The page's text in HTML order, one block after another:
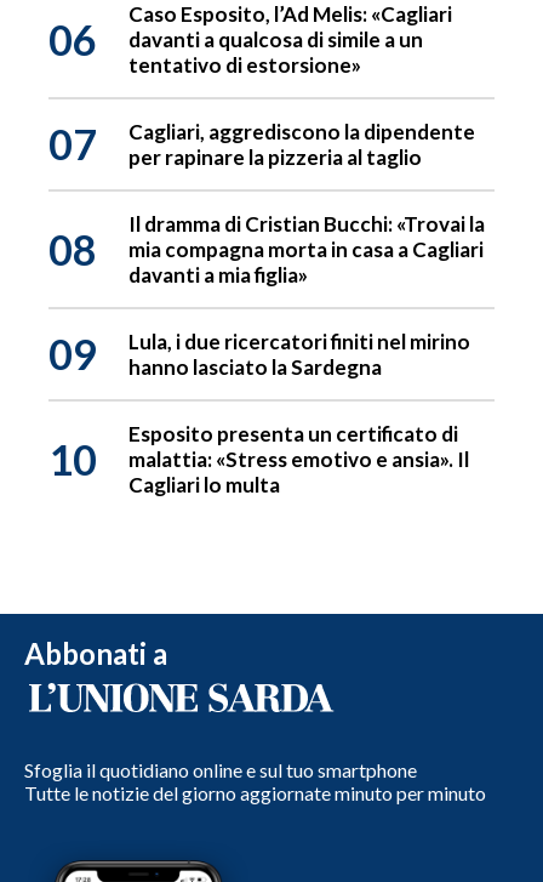
06
Caso Esposito, l’Ad Melis: «Cagliari
davanti a qualcosa di simile a un
tentativo di estorsione»
07
Cagliari, aggrediscono la dipendente
per rapinare la pizzeria al taglio
08
Il dramma di Cristian Bucchi: «Trovai la
mia compagna morta in casa a Cagliari
davanti a mia figlia»
09
Lula, i due ricercatori finiti nel mirino
hanno lasciato la Sardegna
10
Esposito presenta un certificato di
malattia: «Stress emotivo e ansia». Il
Cagliari lo multa
Abbonati a
Sfoglia il quotidiano online e sul tuo smartphone
Tutte le notizie del giorno aggiornate minuto per minuto